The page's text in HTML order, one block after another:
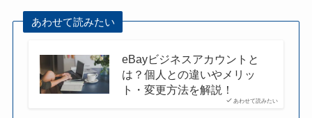
あわせて読みたい
あわせて読みたい
eBayビジネスアカウントと
は？個人との違いやメリッ
ト・変更方法を解説！